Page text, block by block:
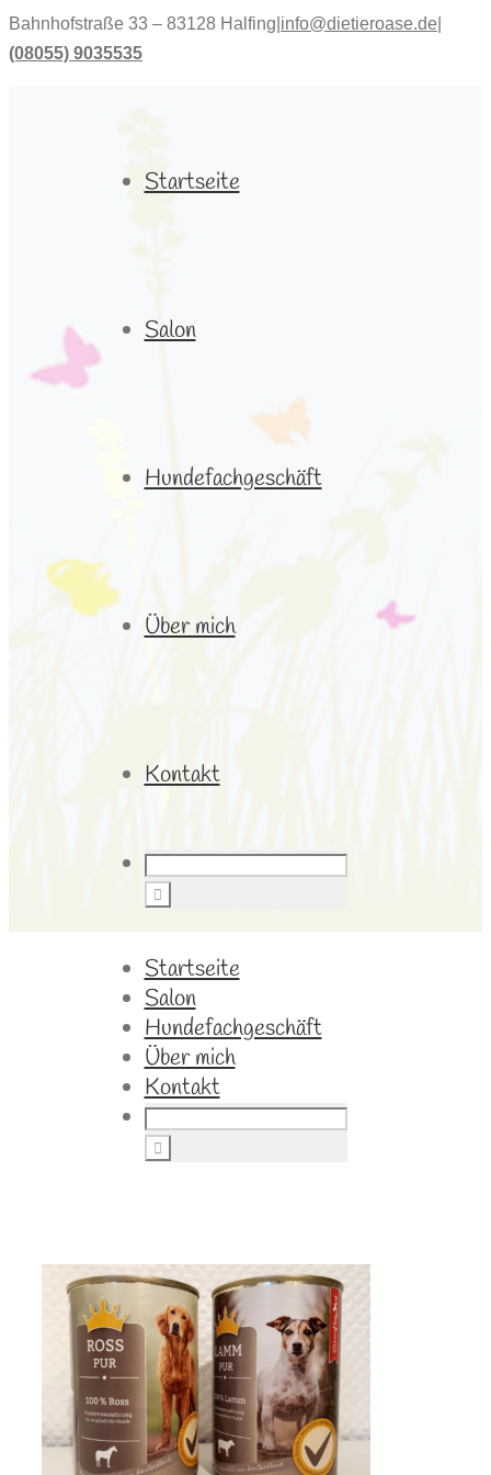
Bahnhofstraße 33 – 83128 Halfing info@dietieroase.de
(08055) 9035535
Startseite
Salon
Hundefachgeschäft
Über mich
Kontakt
Startseite
Salon
Hundefachgeschäft
Über mich
Kontakt